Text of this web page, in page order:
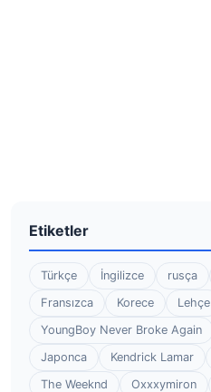
Etiketler
Türkçe İngilizce rusça
Fransızca
Korece Lehçe
YoungBoy Never Broke Again
Japonca
Kendrick Lamar
The Weeknd
Oxxxymiron